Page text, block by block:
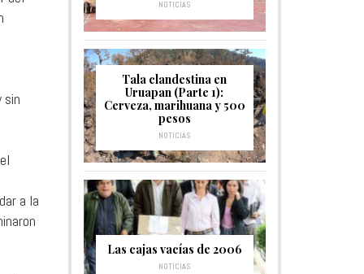
sin
a la
NOTICIAS
Tala clandestina en
Uruapan (Parte 1):
Cerveza, marihuana y 500
pesos
NOTICIAS
Las cajas vacías de 2006
NOTICIAS